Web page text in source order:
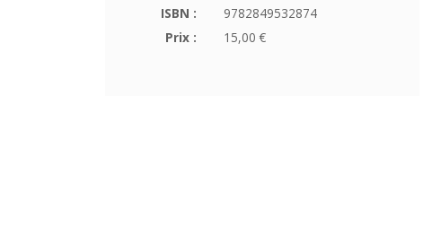
ISBN :
9782849532874
Prix :
15,00 €